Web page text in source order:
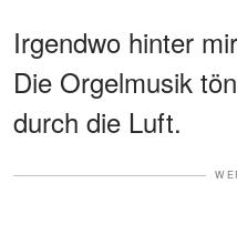
Irgendwo hinter
Die Orgelmusik
durch die Luft.